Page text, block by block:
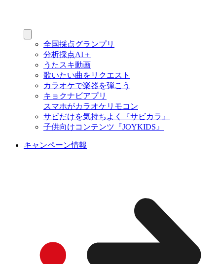
全国採点グランプリ
分析採点AI＋
うたスキ動画
歌いたい曲をリクエスト
カラオケで楽器を弾こう
キョクナビアプリ
スマホがカラオケリモコン
サビだけを気持ちよく『サビカラ』
子供向けコンテンツ『JOYKIDS』
キャンペーン情報